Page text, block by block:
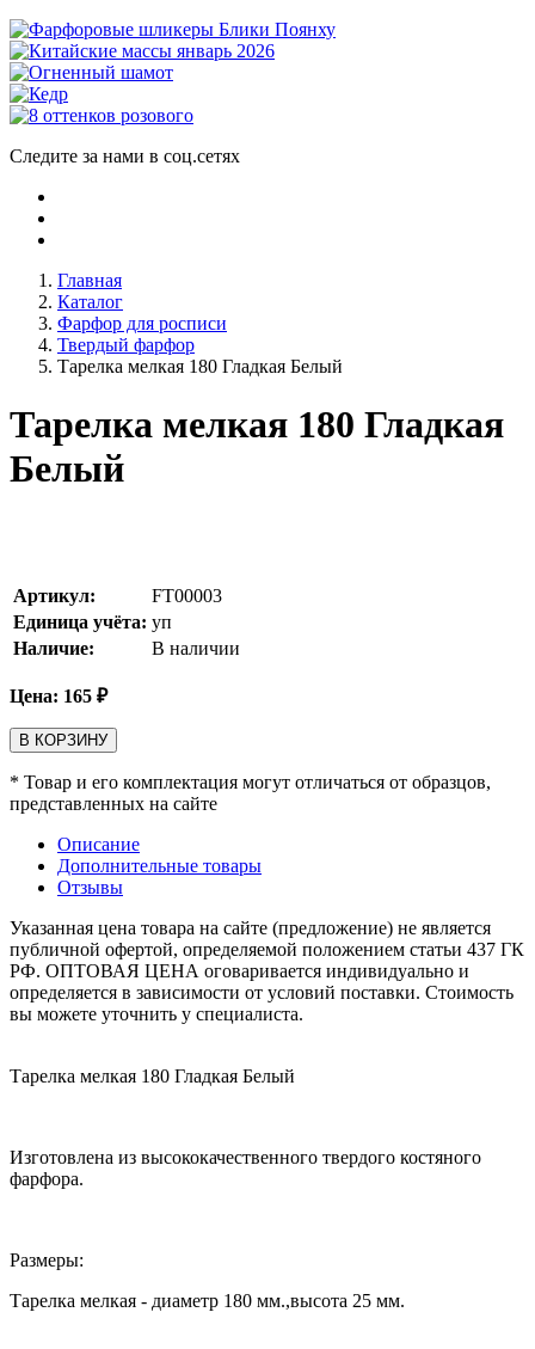
Следите за нами в соц.сетях
Главная
Каталог
Фарфор для росписи
Твердый фарфор
Тарелка мелкая 180 Гладкая Белый
Тарелка мелкая 180 Гладкая
Белый
Артикул:
FT00003
Единица учёта: уп
Наличие:
В наличии
Цена: 165 ₽
В КОРЗИНУ
* Товар и его комплектация могут отличаться от образцов,
представленных на сайте
Описание
Дополнительные товары
Отзывы
Указанная цена товара на сайте (предложение) не является
публичной офертой, определяемой положением статьи 437 ГК
РФ. ОПТОВАЯ ЦЕНА оговаривается индивидуально и
определяется в зависимости от условий поставки. Стоимость
вы можете уточнить у специалиста.
Тарелка мелкая 180 Гладкая Белый
Изготовлена из высококачественного твердого костяного
фарфора.
Размеры:
Тарелка мелкая - диаметр 180 мм.,высота 25 мм.